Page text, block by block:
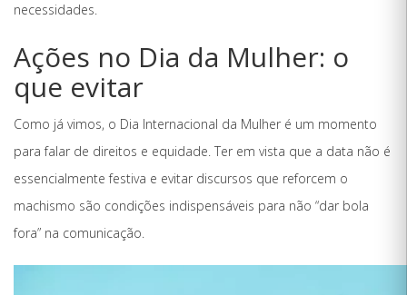
necessidades.
Ações no Dia da Mulher: o
que evitar
Como já vimos, o Dia Internacional da Mulher é um momento
para falar de direitos e equidade. Ter em vista que a data não é
essencialmente festiva e evitar discursos que reforcem o
machismo são condições indispensáveis para não “dar bola
fora” na comunicação.